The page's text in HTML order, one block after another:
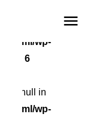
menu
wp-
6
on null in
wp-